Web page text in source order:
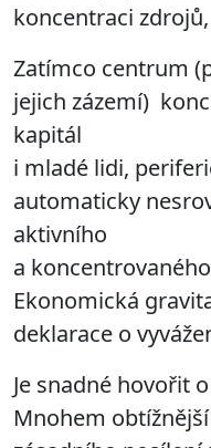
koncentraci
Zatímco centrum
jejich zázemí)
kapitál
i mladé lidi,
automaticky
aktivního
a
Ekonomická
deklarace o
Je snadné hovořit
Mnohem